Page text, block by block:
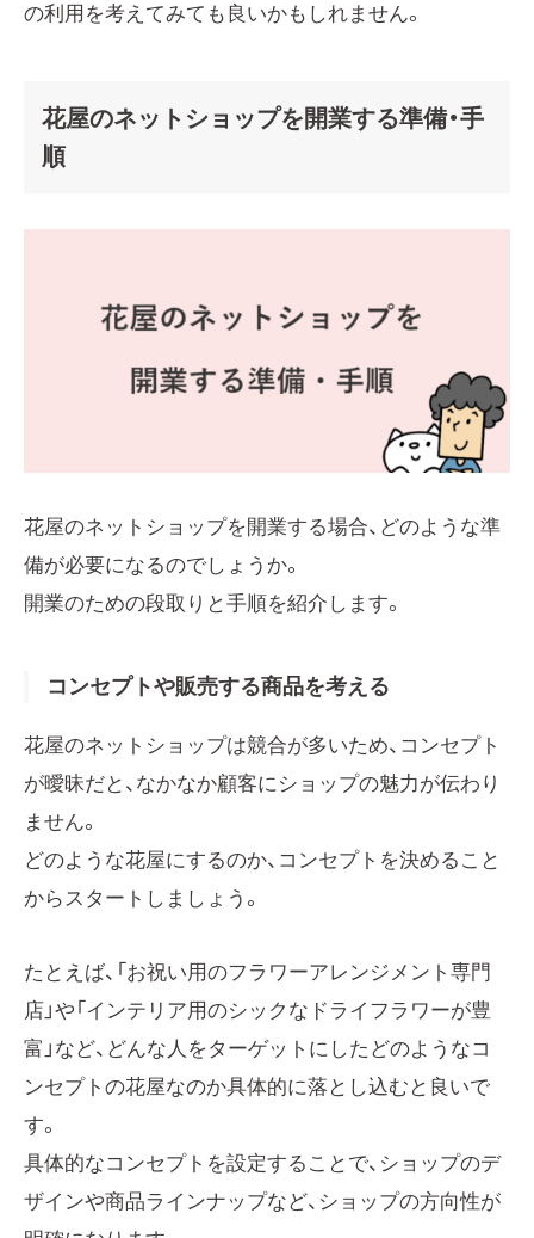
の利用を考えてみても良いかもしれません。
花屋のネットショップを開業する準備・手
順
花屋のネットショップを開業する場合、どのような準
備が必要になるのでしょうか。
開業のための段取りと手順を紹介します。
コンセプトや販売する商品を考える
花屋のネットショップは競合が多いため、コンセプト
が曖昧だと、なかなか顧客にショップの魅力が伝わり
ません。
どのような花屋にするのか、コンセプトを決めること
からスタートしましょう。
たとえば、「お祝い用のフラワーアレンジメント専門
店」や「インテリア用のシックなドライフラワーが豊
富」など、どんな人をターゲットにしたどのようなコ
ンセプトの花屋なのか具体的に落とし込むと良いで
す。
具体的なコンセプトを設定することで、ショップのデ
ザインや商品ラインナップなど、ショップの方向性が